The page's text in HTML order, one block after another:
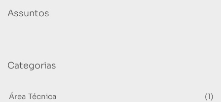
Assuntos
Categorias
Área Técnica
(1)